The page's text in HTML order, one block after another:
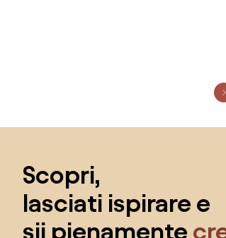
Scopri,
lasciati ispirare e
sii pienamente